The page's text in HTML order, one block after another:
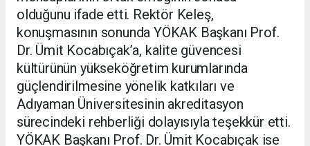
olduğunu ifade etti. Rektör Keleş,
konuşmasının sonunda YÖKAK Başkanı Prof.
Dr. Ümit Kocabıçak’a, kalite güvencesi
kültürünün yükseköğretim kurumlarında
güçlendirilmesine yönelik katkıları ve
Adıyaman Üniversitesinin akreditasyon
sürecindeki rehberliği dolayısıyla teşekkür etti.
YÖKAK Başkanı Prof. Dr. Ümit Kocabıçak ise